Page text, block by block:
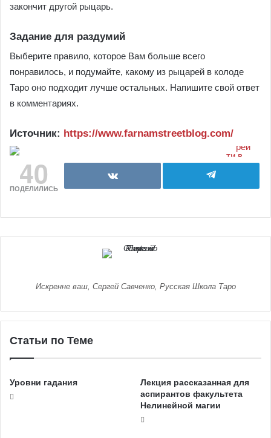
закончит другой рыцарь.
Задание для раздумий
Выберите правило, которое Вам больше всего
понравилось, и подумайте, какому из рыцарей в колоде
Таро оно подходит лучше остальных. Напишите свой ответ
в комментариях.
Источник: https://www.farnamstreetblog.com/
40
ПОДЕЛИЛИСЬ
Искренне ваш, Сергей Савченко, Русская Школа Таро
Статьи по Теме
Уровни гадания
Лекция рассказанная для
аспирантов факультета
Нелинейной магии